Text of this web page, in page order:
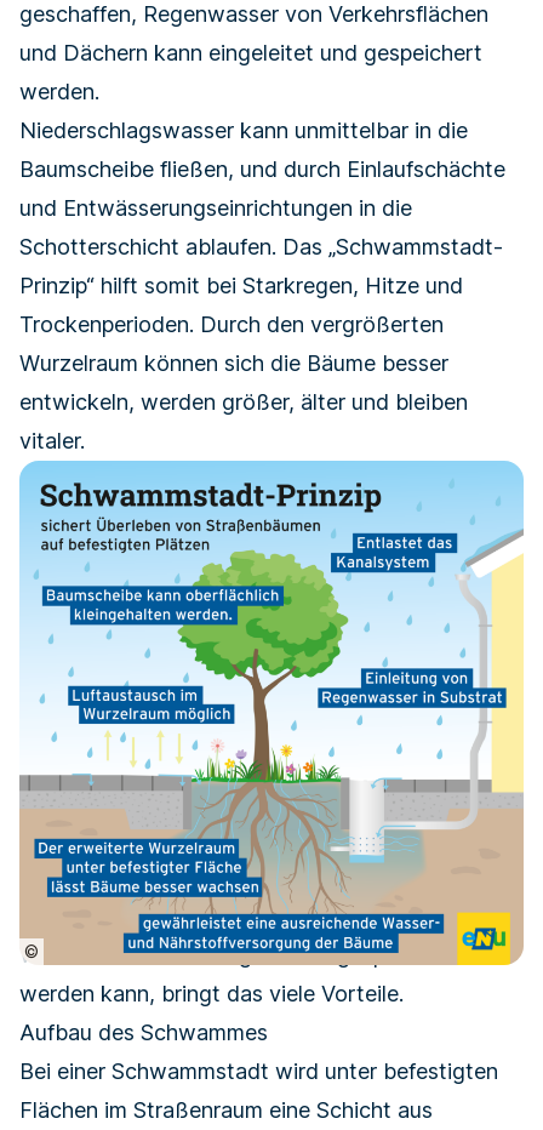
geschaffen, Regenwasser von Verkehrsflächen
und Dächern kann eingeleitet und gespeichert
werden.
Niederschlagswasser kann unmittelbar in die
Baumscheibe fließen, und durch Einlaufschächte
und Entwässerungseinrichtungen in die
Schotterschicht ablaufen. Das „Schwammstadt-
Prinzip“ hilft somit bei Starkregen, Hitze und
Trockenperioden. Durch den vergrößerten
Wurzelraum können sich die Bäume besser
entwickeln, werden größer, älter und bleiben
vitaler.
©
Wenn der Niederschlag vor Ort gespeichert
werden kann, bringt das viele Vorteile.
Aufbau des Schwammes
Bei einer Schwammstadt wird unter befestigten
Flächen im Straßenraum eine Schicht aus